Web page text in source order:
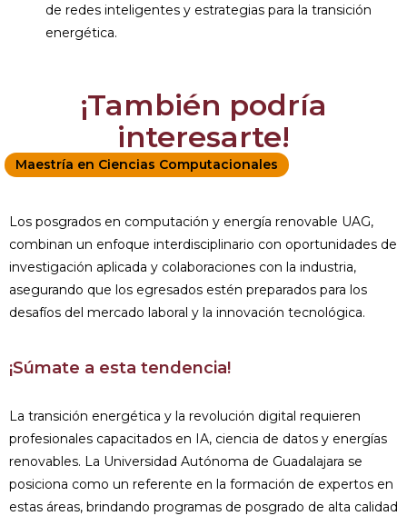
de redes inteligentes y estrategias para la transición
energética.
¡También podría
interesarte!
Maestría en Ciencias Computacionales
Los posgrados en computación y energía renovable UAG,
combinan un enfoque interdisciplinario con oportunidades de
investigación aplicada y colaboraciones con la industria,
asegurando que los egresados estén preparados para los
desafíos del mercado laboral y la innovación tecnológica.
¡Súmate a esta tendencia!
La transición energética y la revolución digital requieren
profesionales capacitados en IA, ciencia de datos y energías
renovables. La Universidad Autónoma de Guadalajara se
posiciona como un referente en la formación de expertos en
estas áreas, brindando programas de posgrado de alta calidad